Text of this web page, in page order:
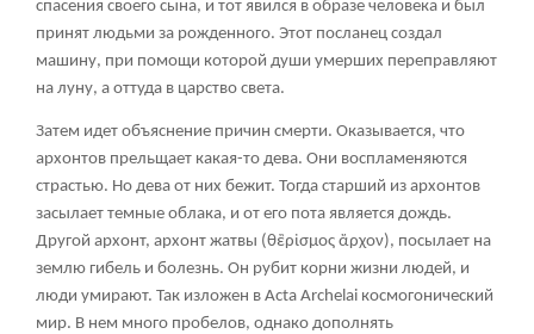
спасения своего сына, и тот явился в образе человека и был
принят людьми за рожденного. Этот посланец создал
машину, при помощи которой души умерших переправляют
на луну, а оттуда в царство света.
Затем идет объяснение причин смерти. Оказывается, что
архонтов прельщает какая-то дева. Они воспламеняются
страстью. Но дева от них бежит. Тогда старший из архонтов
засылает темные облака, и от его пота является дождь.
Другой архонт, архонт жатвы (θἒρἰσμος ἄρχον), посылает на
землю гибель и болезнь. Он рубит корни жизни людей, и
люди умирают. Так изложен в Acta Archelai космогонический
мир. В нем много пробелов, однако дополнять